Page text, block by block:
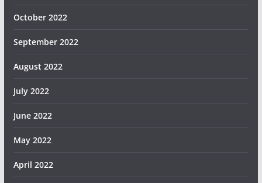
October 2022
September 2022
August 2022
July 2022
June 2022
May 2022
April 2022